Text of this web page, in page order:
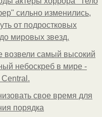
сильно изменились,
от подростковых
мировых звезд.
возвели самый высокий
небоскреб в мире -
свое время для
порядка